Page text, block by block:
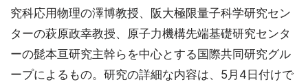
究科応用物理の澤博教授、阪大極限量子科学研究セン
ターの萩原政幸教授、原子力機構先端基礎研究センタ
ーの髭本亘研究主幹らを中心とする国際共同研究グル
ープによるもの。研究の詳細な内容は、5月4日付けで